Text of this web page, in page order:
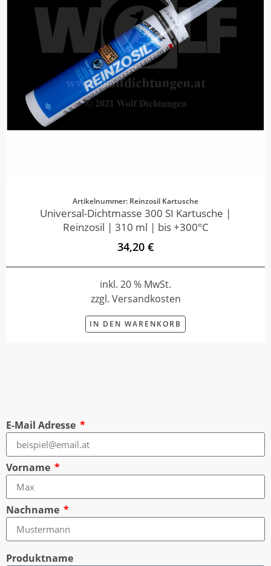
Artikelnummer: Reinzosil Kartusche
Universal-Dichtmasse 300 SI Kartusche |
Reinzosil | 310 ml | bis +300°C
34,20 €
inkl. 20 % MwSt.
zzgl. Versandkosten
IN DEN WARENKORB
E-Mail Adresse
Vorname
Nachname
Produktname